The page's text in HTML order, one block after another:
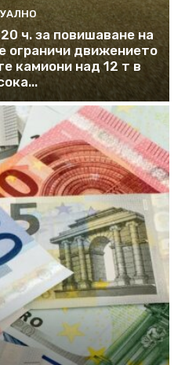
ч. за повишаване на
ограничи движението
камиони над 12 т в